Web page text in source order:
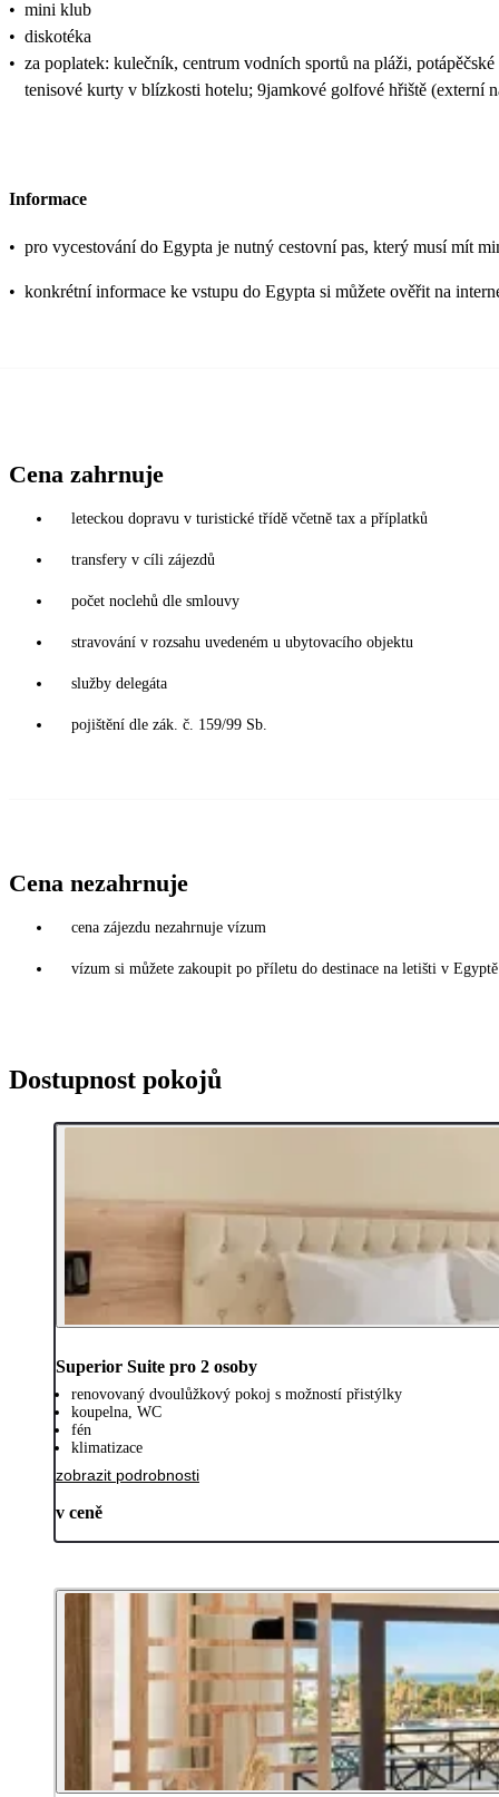
• mini klub
• diskotéka
• za poplatek: kulečník, centrum vodních sportů na pláži,
tenisové kurty v blízkosti hotelu; 9jamkové golfové hřiště (externí
Informace
• pro vycestování do Egypta je nutný cestovní pas, který musí mít
• konkrétní informace ke vstupu do Egypta si můžete ověřit na
Cena zahrnuje
leteckou dopravu v turistické třídě včetně tax a příplatků
transfery v cíli zájezdů
počet noclehů dle smlouvy
stravování v rozsahu uvedeném u ubytovacího objektu
služby delegáta
pojištění dle zák. č. 159/99 Sb.
Cena nezahrnuje
cena zájezdu nezahrnuje vízum
vízum si můžete zakoupit po příletu do destinace na letišti v
Dostupnost pokojů
Superior Suite pro 2 osoby
renovovaný dvoulůžkový pokoj s možností přistýlky
koupelna, WC
fén
klimatizace
zobrazit podrobnosti
v ceně